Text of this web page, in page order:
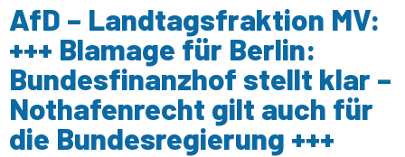
AfD – Landtagsfraktion MV:
+++ Blamage für Berlin:
Bundesfinanzhof stellt klar –
Nothafenrecht gilt auch für
die Bundesregierung +++